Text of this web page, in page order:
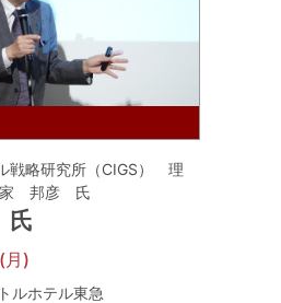
戦略研究所（CIGS） 理
家 邦彦 氏
月)
ルホテル東急